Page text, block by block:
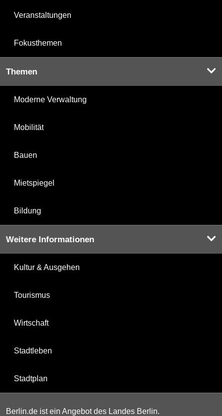
Veranstaltungen
Fokusthemen
Themen
Moderne Verwaltung
Mobilität
Bauen
Mietspiegel
Bildung
Weitere Informationen
Kultur & Ausgehen
Tourismus
Wirtschaft
Stadtleben
Stadtplan
Berlin.de ist ein Angebot des Landes Berlin.